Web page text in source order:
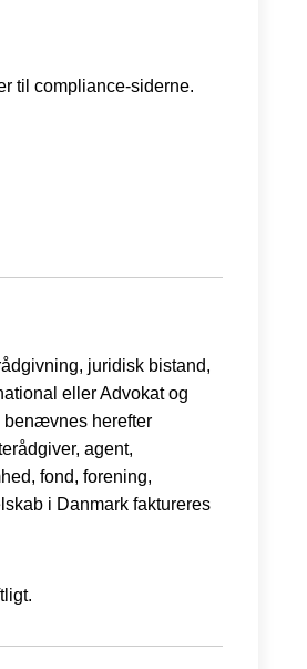
til compliance-siderne.
juridisk bistand,
eller Advokat og
benævnes herefter
agent,
fond, forening,
i Danmark faktureres